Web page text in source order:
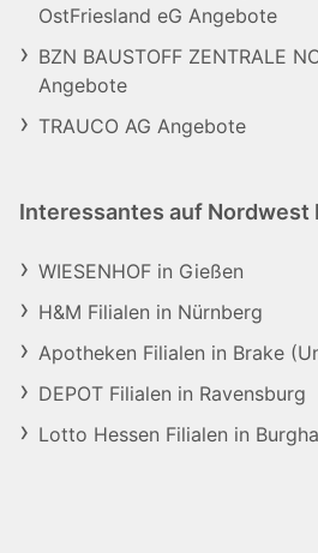
OstFriesland eG Angebote
BZN BAUSTOFF ZENTRALE
Angebote
TRAUCO AG Angebote
Interessantes auf Nordwest
WIESENHOF in Gießen
H&M Filialen in Nürnberg
Apotheken Filialen in Brake
DEPOT Filialen in Ravensburg
Lotto Hessen Filialen in